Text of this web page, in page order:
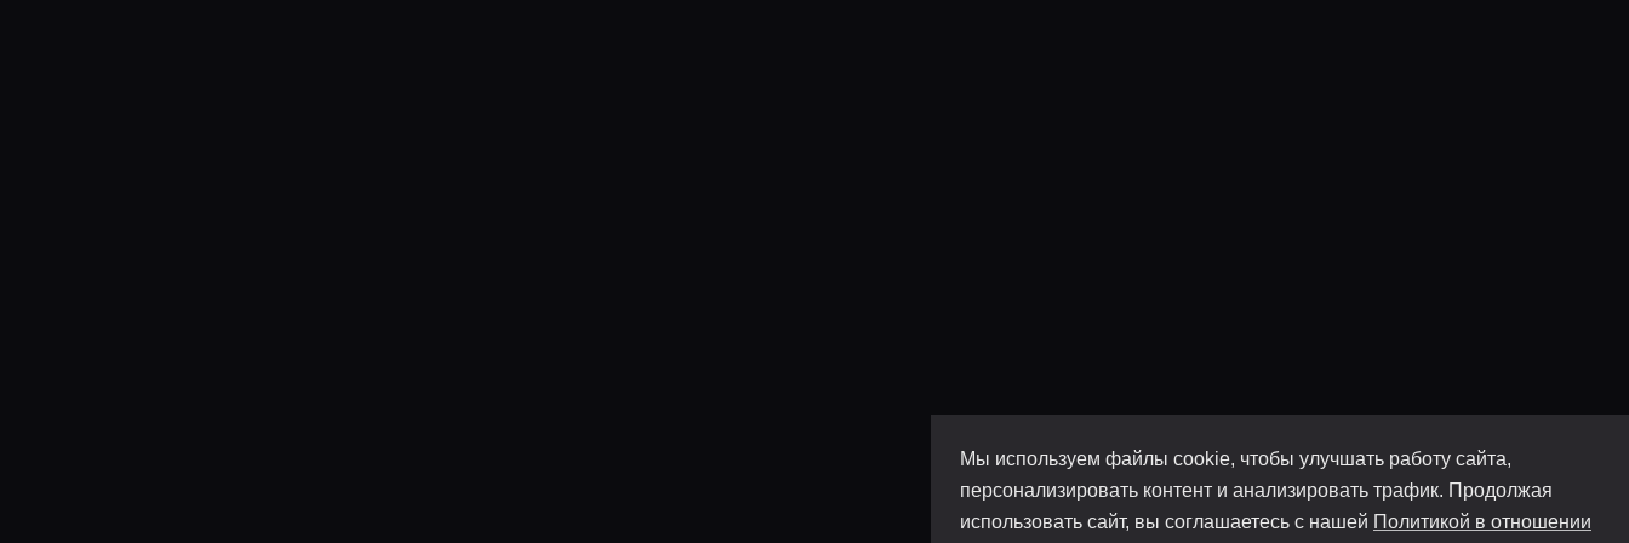
Мы используем файлы cookie, чтобы улучшать работу сайта,
персонализировать контент и анализировать трафик. Продолжая
использовать сайт, вы соглашаетесь с нашей Политикой в отношении